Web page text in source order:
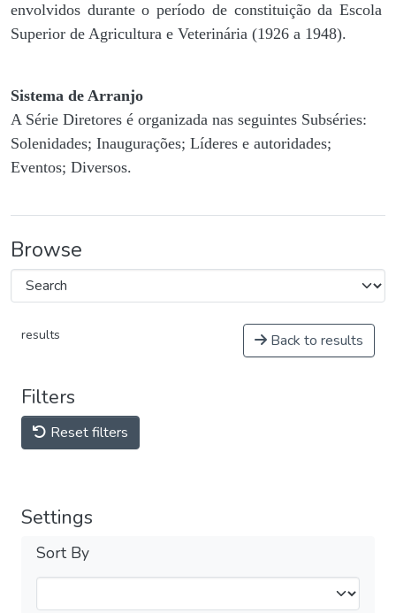
envolvidos durante o período de constituição da Escola
Superior de Agricultura e Veterinária (1926 a 1948).
Sistema de Arranjo
A Série Diretores é organizada nas seguintes Subséries:
Solenidades; Inaugurações; Líderes e autoridades;
Eventos; Diversos.
Browse
results Back to results
Filters
Reset filters
Settings
Sort By